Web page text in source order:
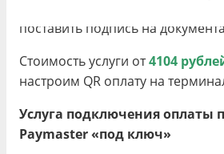
поставить подпись на
Стоимость услуги от4104
настроим QR оплату на
Услуга подключения оплаты
Paymaster «под ключ»